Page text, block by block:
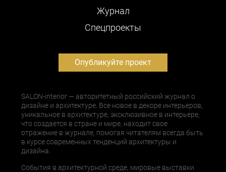
Журнал
Cпецпроекты
Опубликуйте проект
SALON-interior — авторитетный российский журнал о
дизайне и архитектуре. Все новое в декоре интерьеров,
уникальное в архитектуре, эксклюзивное в интерьере,
что создается в стране и мире, находит свое
отражение в журнале, помогая читателям всегда быть
в курсе современных тенденций архитектуры и
дизайна.
События в архитектурной среде, мировые выставки